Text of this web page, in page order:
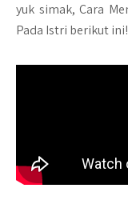
yuk simak, Cara
Pada Istri berikut ini!